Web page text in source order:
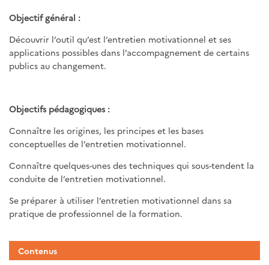
Objectif général :
Découvrir l’outil qu’est l’entretien motivationnel et ses
applications possibles dans l’accompagnement de certains
publics au changement.
Objectifs pédagogiques :
Connaître les origines, les principes et les bases
conceptuelles de l’entretien motivationnel.
Connaître quelques-unes des techniques qui sous-tendent la
conduite de l’entretien motivationnel.
Se préparer à utiliser l’entretien motivationnel dans sa
pratique de professionnel de la formation.
Contenus